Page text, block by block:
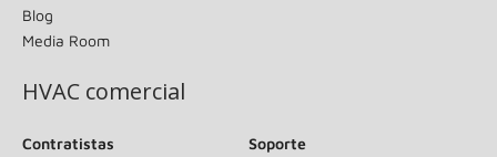
Blog
Media Room
HVAC comercial
Contratistas
Soporte